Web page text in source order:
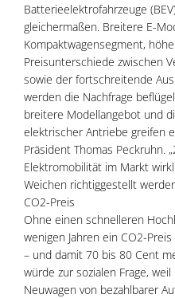
Batterieelektrofahrzeuge
gleichermaßen. Breitere E-
Kompaktwagensegment,
Preisunterschiede zwischen
sowie der fortschreitende
werden die Nachfrage
breitere Modellangebot und
elektrischer Antriebe greifen
Präsident Thomas Peckruhn.
Elektromobilität im Markt
Weichen richtiggestellt
CO2-Preis
Ohne einen schnelleren
wenigen Jahren ein CO2-
– und damit 70 bis 80 Cent
würde zur sozialen Frage,
Neuwagen von bezahlbarer